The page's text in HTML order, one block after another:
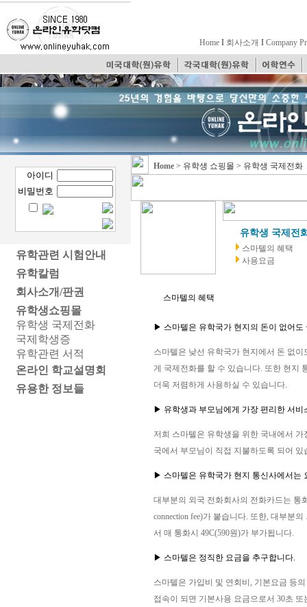
Home I 회사소개 I Company
아이디
비밀번호
유학관련 시험안내
유학칼럼
회사소개/판권
유학생쇼핑몰
유학생 국제전화
국제학생증
유학관련 서적
온라인 학교설명회
유용한 정보들
Home > 유학생 쇼핑몰 > 유학생 국제전화
유학생 국제전
스마텔의 혜택
사용요금
스마텔의 혜택
▶ 스마텔은 유학국가 현지의 돈이 없어도
스마텔은 낮선 유학국가 현지에서 돈 없
게 국제전화를 할 수 있습니다. 또한 현지
더욱 저렴하게 사용하실 수 있습니다.
▶ 유학생과 부모님에게 가장 편리한 서비
저희 스마텔은 유학생을 위한 국내에서
국에서 부모님이 직접 지불하도록 되어 있
▶ 스마텔은 유학국가 현지 통신사에서는
대부분의 외국 전화회사의 전화카드는 통
connection fee)가 붙습니다. 또한, 대부분
서 매 통화시 49C(590원)가 부가됩니다.
▶ 스마텔은 정직한 요금을 추구합니다.
스마텔은 가입비 및 연회비, 기본요금 등
접속이 되면 기본사용 요금으로서 30초